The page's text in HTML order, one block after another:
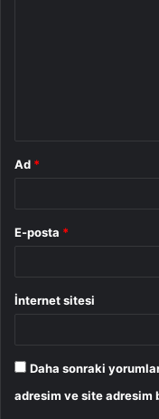
Ad *
E-posta *
İnternet sitesi
Daha sonraki
adresim ve site adresim